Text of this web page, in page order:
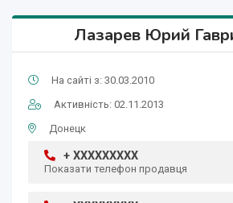
Лазарев Юрий
На сайті з: 30.03.2010
Активність: 02.11.2013
Донецк
+ XXXXXXXXX
Показати телефон продавця